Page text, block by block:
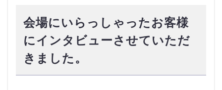
会場にいらっしゃったお客様
にインタビューさせていただ
きました。